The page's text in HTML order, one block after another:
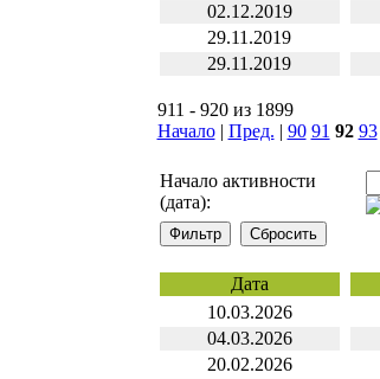
02.12.2019
29.11.2019
29.11.2019
911 - 920 из 1899
Начало| Пред. | 90 91 92 93
Начало активности
(дата):
Дата
10.03.2026
04.03.2026
20.02.2026